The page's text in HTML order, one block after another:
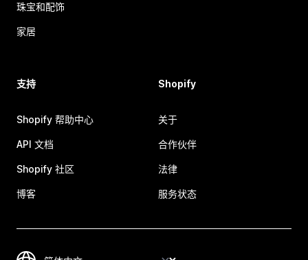
珠宝和配饰
家居
支持
Shopify 帮助中心
API 文档
Shopify 社区
博客
Shopify
关于
合作伙伴
法律
服务状态